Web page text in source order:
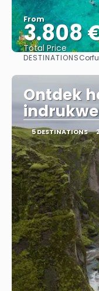
From
3.808
Total Price
DESTINATIONS
Ontdek
5 DESTINATIONS